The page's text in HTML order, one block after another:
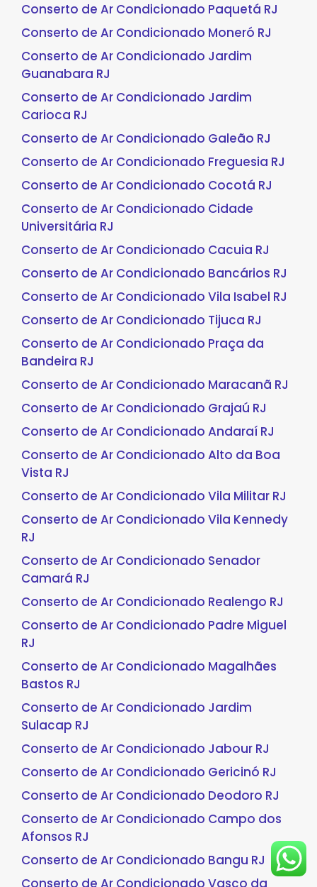
Conserto de Ar Condicionado Paquetá RJ
Conserto de Ar Condicionado Moneró RJ
Conserto de Ar Condicionado Jardim
Guanabara RJ
Conserto de Ar Condicionado Jardim
Carioca RJ
Conserto de Ar Condicionado Galeão RJ
Conserto de Ar Condicionado Freguesia RJ
Conserto de Ar Condicionado Cocotá RJ
Conserto de Ar Condicionado Cidade
Universitária RJ
Conserto de Ar Condicionado Cacuia RJ
Conserto de Ar Condicionado Bancários RJ
Conserto de Ar Condicionado Vila Isabel RJ
Conserto de Ar Condicionado Tijuca RJ
Conserto de Ar Condicionado Praça da
Bandeira RJ
Conserto de Ar Condicionado Maracanã RJ
Conserto de Ar Condicionado Grajaú RJ
Conserto de Ar Condicionado Andaraí RJ
Conserto de Ar Condicionado Alto da Boa
Vista RJ
Conserto de Ar Condicionado Vila Militar RJ
Conserto de Ar Condicionado Vila Kennedy
RJ
Conserto de Ar Condicionado Senador
Camará RJ
Conserto de Ar Condicionado Realengo RJ
Conserto de Ar Condicionado Padre Miguel
RJ
Conserto de Ar Condicionado Magalhães
Bastos RJ
Conserto de Ar Condicionado Jardim
Sulacap RJ
Conserto de Ar Condicionado Jabour RJ
Conserto de Ar Condicionado Gericinó RJ
Conserto de Ar Condicionado Deodoro RJ
Conserto de Ar Condicionado Campo dos
Afonsos RJ
Conserto de Ar Condicionado Bangu RJ
Conserto de Ar Condicionado Vasco da